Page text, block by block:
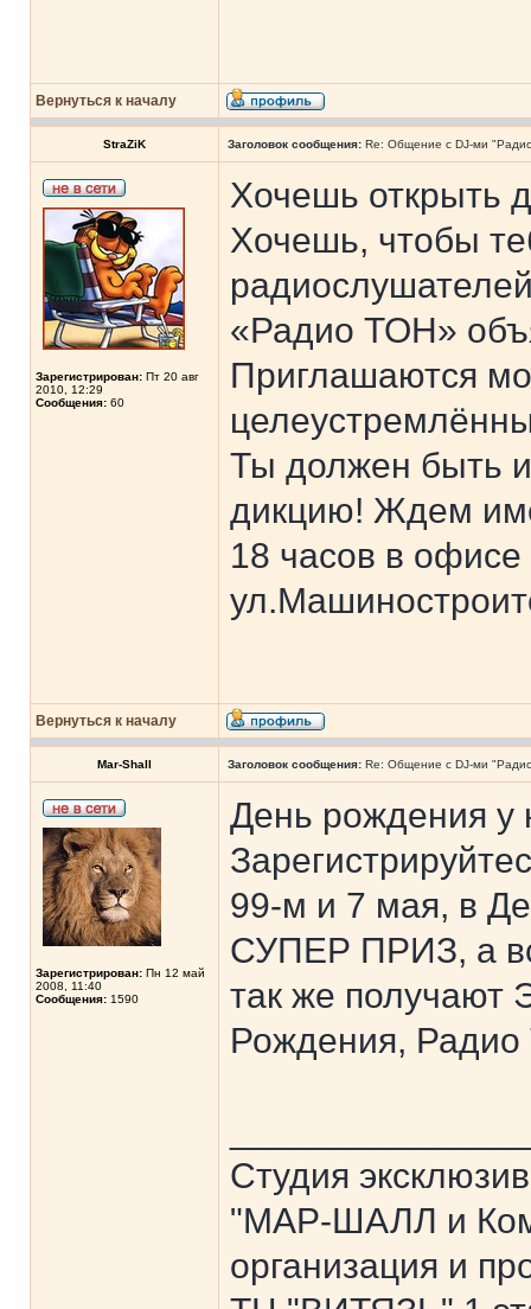
Вернуться к началу
StraZiK Заголовок сообщения: Re: Общение с DJ-ми
Зарегистрирован: Пт 20 авг
2010, 12:29
Сообщения: 60
Хочешь открыть
Хочешь, чтобы
«Радио ТОН»
Приглашаются
Ты должен быть
дикцию! Ждем
18 часов в
Вернуться к началу
Mar-Shall Заголовок сообщения: Re: Общение с DJ-ми
Зарегистрирован: Пн 12 май
2008, 11:40
Сообщения: 1590
День рождения у
99-м и 7 мая, в
СУПЕР ПРИЗ, а
так же
Рождения,
Студия
"МАР-ШАЛЛ и
организация и